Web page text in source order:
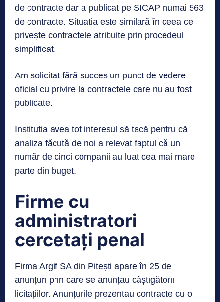
de contracte dar a publicat pe SICAP numai 563
de contracte. Situația este similară în ceea ce
privește contractele atribuite prin procedeul
simplificat.
Am solicitat fără succes un punct de vedere
oficial cu privire la contractele care nu au fost
publicate.
Instituția avea tot interesul să tacă pentru că
analiza făcută de noi a relevat faptul că un
număr de cinci companii au luat cea mai mare
parte din buget.
Firme cu
administratori
cercetați penal
Firma Argif SA din Pitești apare în 25 de
anunțuri prin care se anunțau câștigătorii
licitațiilor. Anunțurile prezentau contracte cu o